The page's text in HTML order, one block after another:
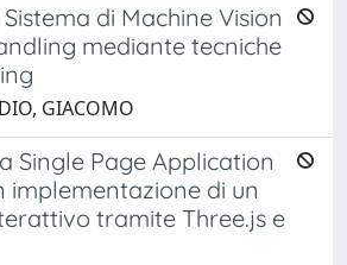
di Machine Vision
mediante tecniche
GIACOMO
Single Page Application
implementazione di un
tramite Three.js e